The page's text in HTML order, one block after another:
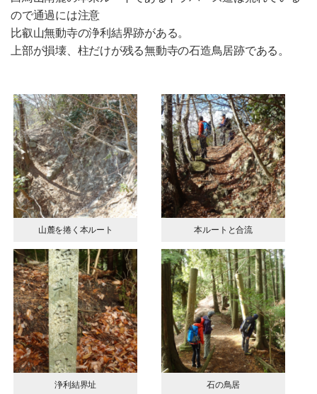
ので通過には注意
比叡山無動寺の浄利結界跡がある。
上部が損壊、柱だけが残る無動寺の石造鳥居跡である。
山麓を捲く本ルート 本ルートと合流
浄利結界址 石の鳥居